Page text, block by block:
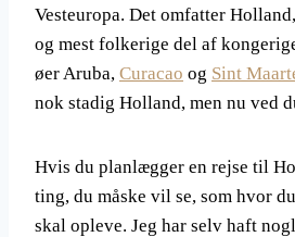
Vesteuropa. Det omfatter
og mest folkerige del af
øer Aruba, Curacao og Sint
nok stadig Holland, men nu ved
Hvis du planlægger en rejse til
ting, du måske vil se, som hvor
skal opleve. Jeg har selv haft